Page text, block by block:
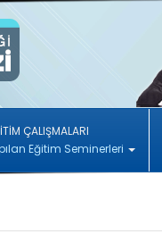
ÇALIŞMALARI
Eğitim Seminerleri